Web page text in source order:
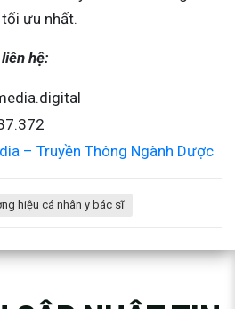
ưu nhất.
hệ:
– Truyền Thông Ngành Dược
hiệu cá nhân y bác sĩ